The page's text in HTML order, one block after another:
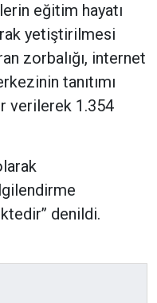
eğitim hayatı
yetiştirilmesi
zorbalığı, internet
tanıtımı
verilerek 1.354
denildi.